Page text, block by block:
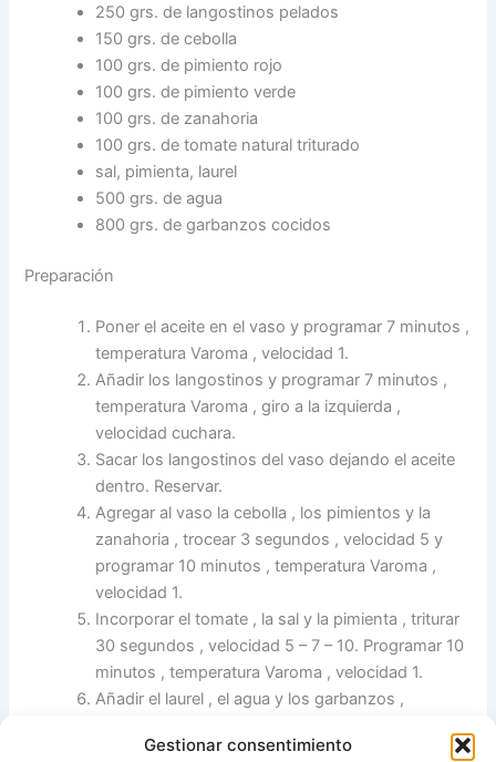
Gestionar consentimiento
250 grs. de langostinos pelados
150 grs. de cebolla
100 grs. de pimiento rojo
100 grs. de pimiento verde
100 grs. de zanahoria
100 grs. de tomate natural triturado
sal, pimienta, laurel
500 grs. de agua
800 grs. de garbanzos cocidos
Preparación
Poner el aceite en el vaso y programar 7 minutos ,
temperatura Varoma , velocidad 1.
Añadir los langostinos y programar 7 minutos ,
temperatura Varoma , giro a la izquierda ,
velocidad cuchara.
Sacar los langostinos del vaso dejando el aceite
dentro. Reservar.
Agregar al vaso la cebolla , los pimientos y la
zanahoria , trocear 3 segundos , velocidad 5 y
programar 10 minutos , temperatura Varoma ,
velocidad 1.
Incorporar el tomate , la sal y la pimienta , triturar
30 segundos , velocidad 5 – 7 – 10. Programar 10
minutos , temperatura Varoma , velocidad 1.
Añadir el laurel , el agua y los garbanzos ,
velocidad cuchara.